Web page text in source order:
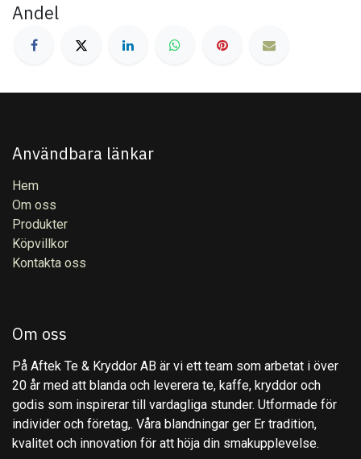
Andel
Användbara länkar
Hem
Om oss
Produkter
Köpvillkor
Kontakta oss
Om oss
På Aftek Te & Kryddor AB är vi ett team som arbetat i över
20 år med att blanda och leverera te, kaffe, kryddor och
godis som inspirerar till vardagliga stunder. Utformade för
individer och företag,. Våra blandningar ger Er tradition,
kvalitet och innovation för att höja din smakupplevelse.